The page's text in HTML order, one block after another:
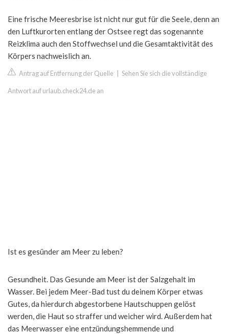
Eine frische Meeresbrise ist nicht nur gut für die Seele, denn an
den Luftkurorten entlang der Ostsee regt das sogenannte
Reizklima auch den Stoffwechsel und die Gesamtaktivität des
Körpers nachweislich an.
Antrag auf Entfernung der Quelle Sehen Sie sich die vollständige
Antwort auf urlaub.check24.de an
Ist es gesünder am Meer zu leben?
Gesundheit. Das Gesunde am Meer ist der Salzgehalt im
Wasser. Bei jedem Meer-Bad tust du deinem Körper etwas
Gutes, da hierdurch abgestorbene Hautschuppen gelöst
werden, die Haut so straffer und weicher wird. Außerdem hat
das Meerwasser eine entzündungshemmende und